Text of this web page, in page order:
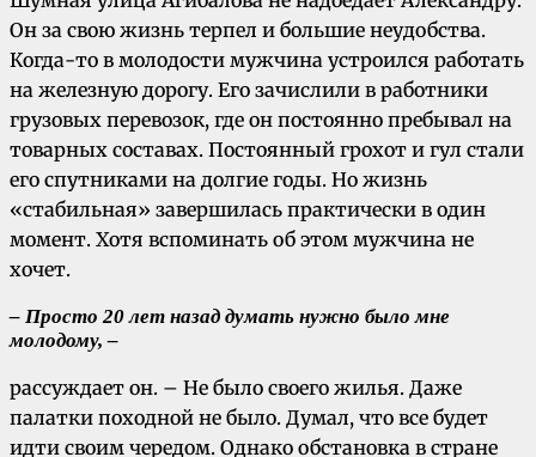
Он за свою жизнь терпел и большие неудобства.
Когда-то в молодости мужчина устроился работать
на железную дорогу. Его зачислили в работники
грузовых перевозок, где он постоянно пребывал на
товарных составах. Постоянный грохот и гул стали
его спутниками на долгие годы. Но жизнь
«стабильная» завершилась практически в один
момент. Хотя вспоминать об этом мужчина не
хочет.
– Просто 20 лет назад думать нужно было мне
молодому, –
рассуждает он. – Не было своего жилья. Даже
палатки походной не было. Думал, что все будет
идти своим чередом. Однако обстановка в стране